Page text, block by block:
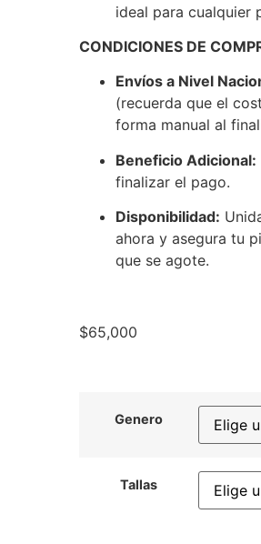
ideal para cualquier
CONDICIONES DE
Envíos a Nivel
(recuerda que el
forma manual al
Beneficio Adicional:
finalizar el pago.
Disponibilidad:
ahora y asegura tu
que se agote.
$65,000
Genero
Tallas